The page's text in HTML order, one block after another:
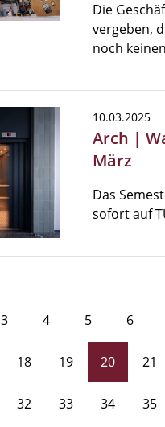
Die
vergeben,
noch
10.03.2025
Arch |
März
Das
sofort auf
3 4 5 6
18 19 20 21
32 33 34 35